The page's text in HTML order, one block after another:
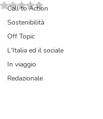
Call to Action
Sostenibilità
Off Topic
L'Italia ed il sociale
In viaggio
Redazionale
Valutazione NaN stelle su 5.